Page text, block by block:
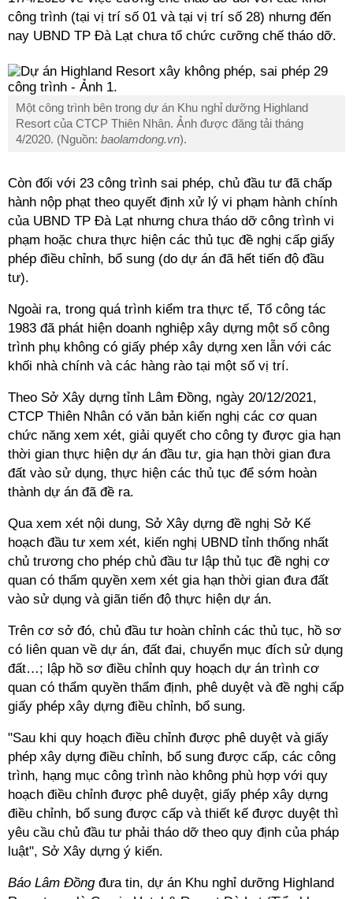
công trình (tại vị trí số 01 và tại vị trí số 28) nhưng đến
nay UBND TP Đà Lạt chưa tổ chức cưỡng chế tháo dỡ.
Một công trình bên trong dự án Khu nghỉ dưỡng Highland
Resort của CTCP Thiên Nhân. Ảnh được đăng tải tháng
4/2020. (Nguồn: baolamdong.vn).
Còn đối với 23 công trình sai phép, chủ đầu tư đã chấp
hành nộp phạt theo quyết định xử lý vi phạm hành chính
của UBND TP Đà Lạt nhưng chưa tháo dỡ công trình vi
phạm hoặc chưa thực hiện các thủ tục đề nghị cấp giấy
phép điều chỉnh, bổ sung (do dự án đã hết tiến độ đầu
tư).
Ngoài ra, trong quá trình kiểm tra thực tế, Tổ công tác
1983 đã phát hiện doanh nghiệp xây dựng một số công
trình phụ không có giấy phép xây dựng xen lẫn với các
khối nhà chính và các hàng rào tại một số vị trí.
Theo Sở Xây dựng tỉnh Lâm Đồng, ngày 20/12/2021,
CTCP Thiên Nhân có văn bản kiến nghị các cơ quan
chức năng xem xét, giải quyết cho công ty được gia hạn
thời gian thực hiện dự án đầu tư, gia hạn thời gian đưa
đất vào sử dụng, thực hiện các thủ tục để sớm hoàn
thành dự án đã đề ra.
Qua xem xét nội dung, Sở Xây dựng đề nghị Sở Kế
hoạch đầu tư xem xét, kiến nghị UBND tỉnh thống nhất
chủ trương cho phép chủ đầu tư lập thủ tục đề nghị cơ
quan có thẩm quyền xem xét gia hạn thời gian đưa đất
vào sử dụng và giãn tiến độ thực hiện dự án.
Trên cơ sở đó, chủ đầu tư hoàn chỉnh các thủ tục, hồ sơ
có liên quan về dự án, đất đai, chuyển mục đích sử dụng
đất…; lập hồ sơ điều chỉnh quy hoạch dự án trình cơ
quan có thẩm quyền thẩm định, phê duyệt và đề nghị cấp
giấy phép xây dựng điều chỉnh, bổ sung.
"Sau khi quy hoạch điều chỉnh được phê duyệt và giấy
phép xây dựng điều chỉnh, bổ sung được cấp, các công
trình, hạng mục công trình nào không phù hợp với quy
hoạch điều chỉnh được phê duyệt, giấy phép xây dựng
điều chỉnh, bổ sung được cấp và thiết kế được duyệt thì
yêu cầu chủ đầu tư phải tháo dỡ theo quy định của pháp
luật", Sở Xây dựng ý kiến.
Báo Lâm Đồngđưa tin, dự án Khu nghỉ dưỡng Highland